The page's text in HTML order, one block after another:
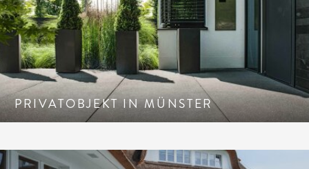
PRIVATOBJEKT IN MÜNSTER